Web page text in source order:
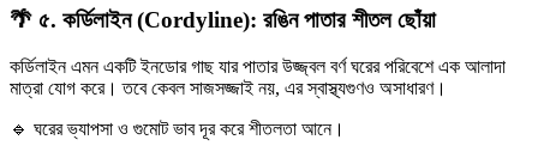
🌴 ৫. কর্ডিলাইন (Cordyline): রঙিন পাতার শীতল ছোঁয়া
কর্ডিলাইন এমন একটি ইনডোর গাছ যার পাতার উজ্জ্বল বর্ণ ঘরের পরিবেশে এক আলাদা
মাত্রা যোগ করে। তবে কেবল সাজসজ্জাই নয়, এর স্বাস্থ্যগুণও অসাধারণ।
🔹 ঘরের ভ্যাপসা ও গুমোট ভাব দূর করে শীতলতা আনে।